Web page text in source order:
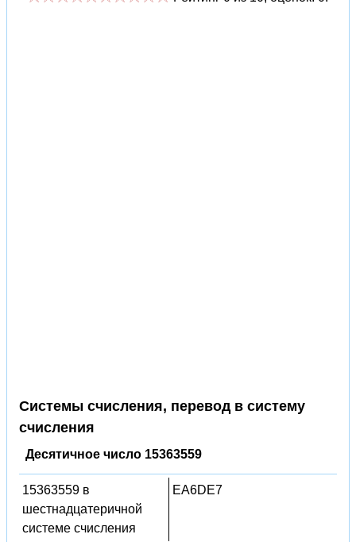
Системы счисления, перевод в систему
счисления
Десятичное число 15363559
15363559 в
шестнадцатеричной
системе счисления
EA6DE7